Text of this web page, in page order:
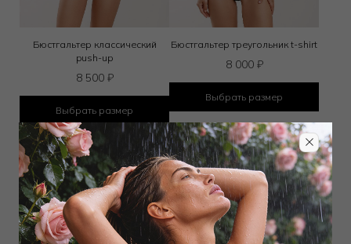
Бюстгальтер классический
push-up
8 500 ₽
Выбрать размер
Бюстгальтер треугольник t-shirt
8 000 ₽
Выбрать размер